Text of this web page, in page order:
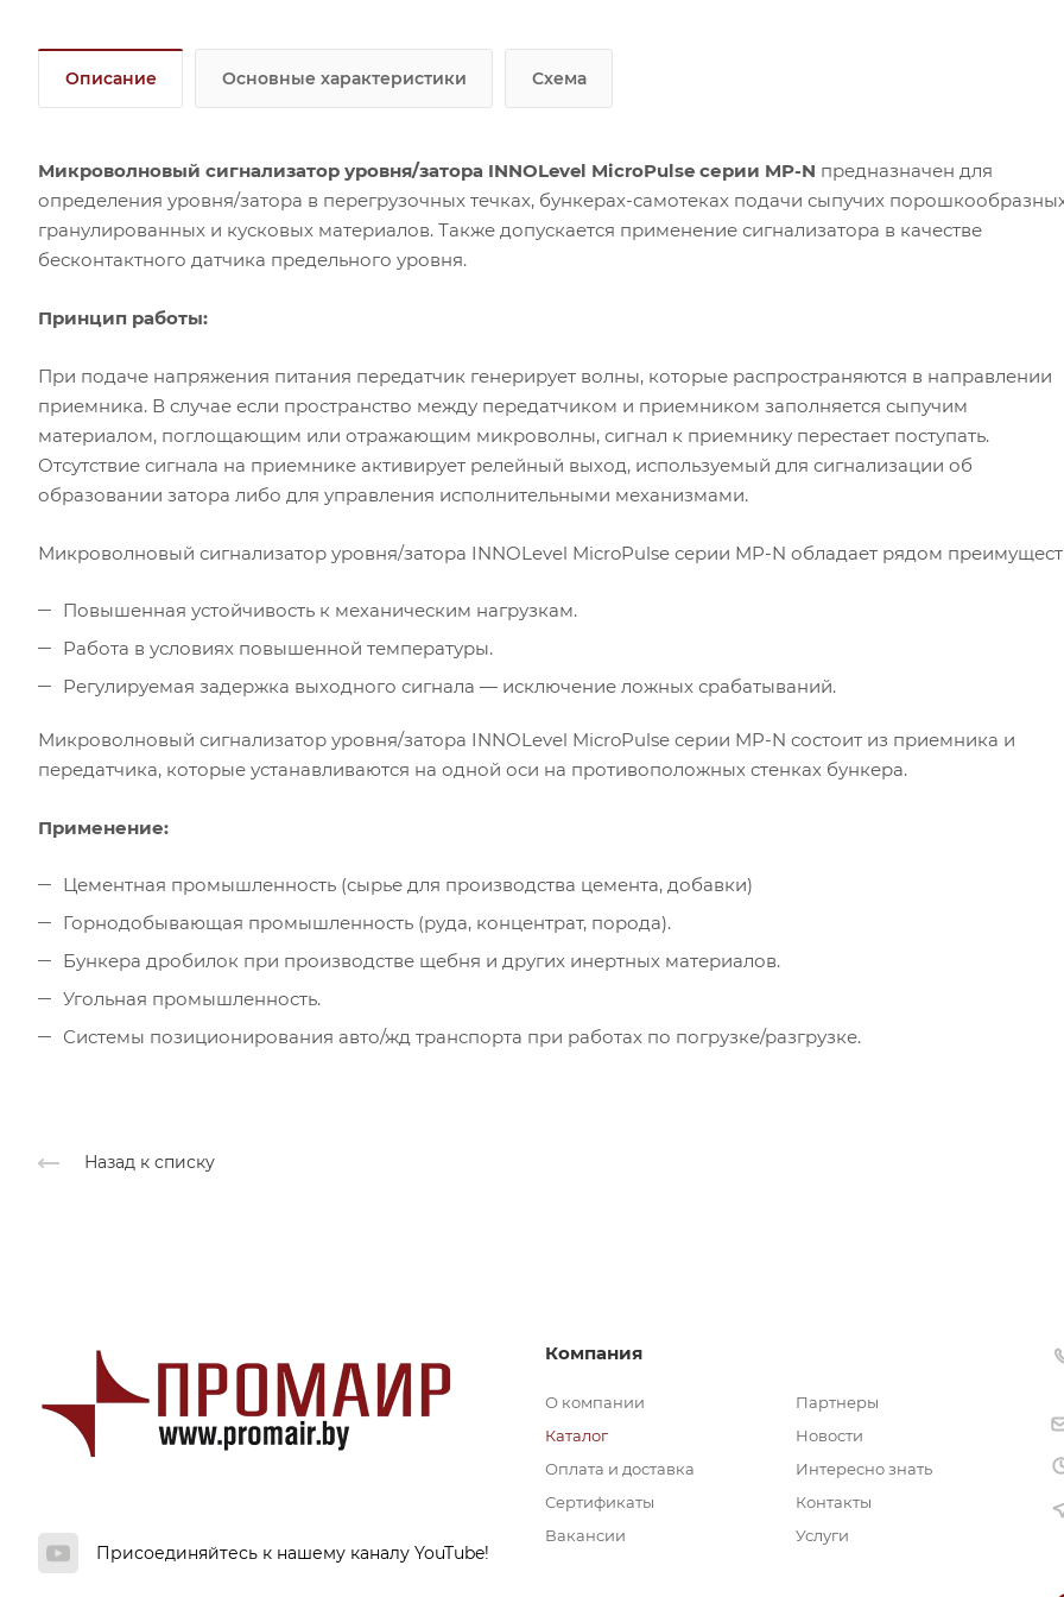
преимуществ:
Описание Основные характеристики Схема
Микроволновый сигнализатор уровня/затора INNOLevel MicroPulse серии MP-N предназначен для
определения уровня/затора в перегрузочных течках, бункерах-самотеках подачи сыпучих
гранулированных и кусковых материалов. Также допускается применение сигнализатора в качестве
бесконтактного датчика предельного уровня.
Принцип работы:
При подаче напряжения питания передатчик генерирует волны, которые распространяются в направлении
приемника. В случае если пространство между передатчиком и приемником заполняется сыпучим
материалом, поглощающим или отражающим микроволны, сигнал к приемнику перестает поступать.
Отсутствие сигнала на приемнике активирует релейный выход, используемый для сигнализации об
образовании затора либо для управления исполнительными механизмами.
Микроволновый сигнализатор уровня/затора INNOLevel MicroPulse серии MP-N обладает рядом
Повышенная устойчивость к механическим нагрузкам.
Работа в условиях повышенной температуры.
Регулируемая задержка выходного сигнала — исключение ложных срабатываний.
Микроволновый сигнализатор уровня/затора INNOLevel MicroPulse серии MP-N состоит из приемника и
передатчика, которые устанавливаются на одной оси на противоположных стенках бункера.
Применение:
Цементная промышленность (сырье для производства цемента, добавки)
Горнодобывающая промышленность (руда, концентрат, порода).
Бункера дробилок при производстве щебня и других инертных материалов.
Угольная промышленность.
Системы позиционирования авто/жд транспорта при работах по погрузке/разгрузке.
Назад к списку
Присоединяйтесь к нашему каналу YouTube!
Компания
О компании
Каталог
Оплата и доставка
Сертификаты
Вакансии
Партнеры
Новости
Интересно знать
Контакты
Услуги